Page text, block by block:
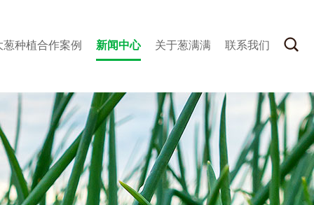
葱种植合作案例 新闻中心 关于葱满满 联系我们